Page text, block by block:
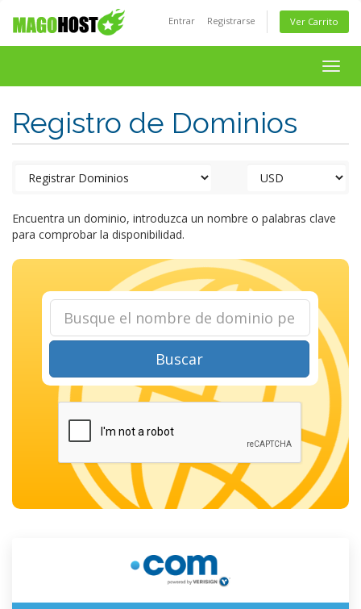
Entrar Registrarse Ver Carrito
Registro de Dominios
Encuentra un dominio, introduzca un nombre o palabras clave
para comprobar la disponibilidad.
Buscar